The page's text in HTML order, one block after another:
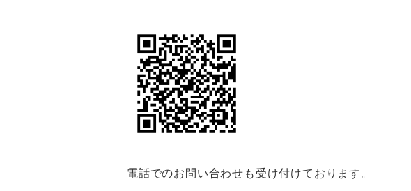
電話でのお問い合わせも受け付けております。